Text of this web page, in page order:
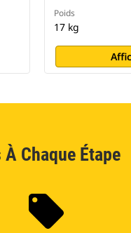
Poids
17 kg
Chaque Étape